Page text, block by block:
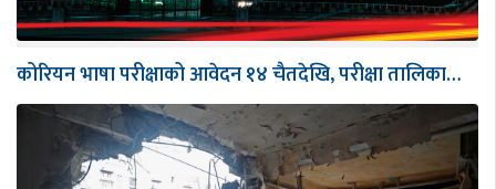
कोरियन भाषा परीक्षाको आवेदन १४ चैतदेखि, परीक्षा तालिका…